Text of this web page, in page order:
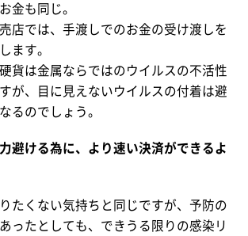
金も同じ。
店では、手渡しでのお金の受け渡しを
ます。
貨は金属ならではのウイルスの不活性
が、目に見えないウイルスの付着は避
るのでしょう。
避ける為に、より速い決済ができるよ
たくない気持ちと同じですが、予防の
ったとしても、できうる限りの感染リ